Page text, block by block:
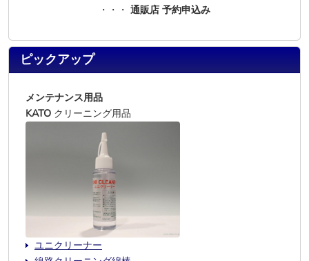
・・・ 通販店 予約申込み
ピックアップ
メンテナンス用品
KATO クリーニング用品
ユニクリーナー